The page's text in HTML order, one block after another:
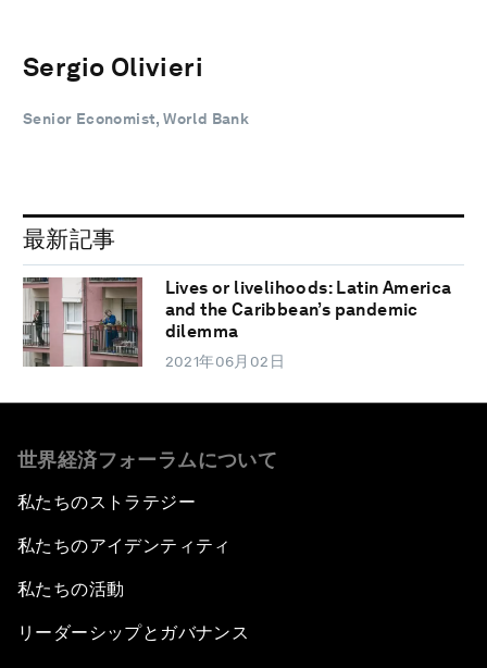
Sergio Olivieri
Senior Economist, World Bank
最新記事
Lives or livelihoods: Latin America
and the Caribbean’s pandemic
dilemma
2021年06月02日
世界経済フォーラムについて
私たちのストラテジー
私たちのアイデンティティ
私たちの活動
リーダーシップとガバナンス